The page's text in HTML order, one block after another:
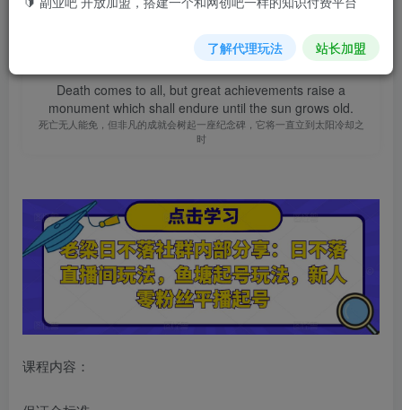
您当前未登录！建议登陆后购买，可保存购买订单
Death comes to all, but great achievements raise a
monument which shall endure until the sun grows old.
死亡无人能免，但非凡的成就会树起一座纪念碑，它将一直立到太阳冷却之
时
课程内容：
了解代理玩法 站长加盟